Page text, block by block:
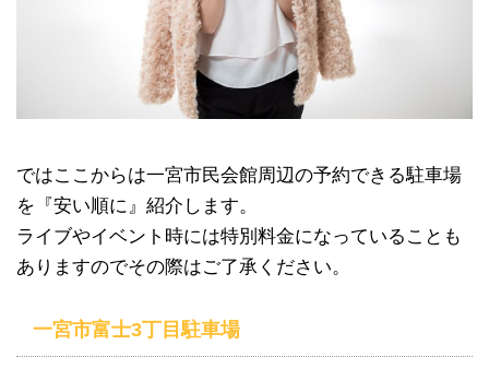
ではここからは一宮市民会館周辺の予約できる駐車場
を『安い順に』紹介します。
ライブやイベント時には特別料金になっていることも
ありますのでその際はご了承ください。
一宮市富士3丁目駐車場